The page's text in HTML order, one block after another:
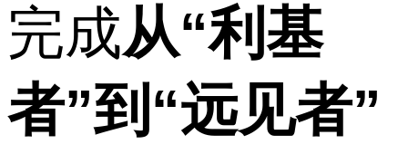
完成从“利基
者”到“远见者”